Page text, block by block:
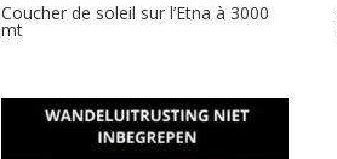
Coucher de soleil sur l’Etna à 3000
mt